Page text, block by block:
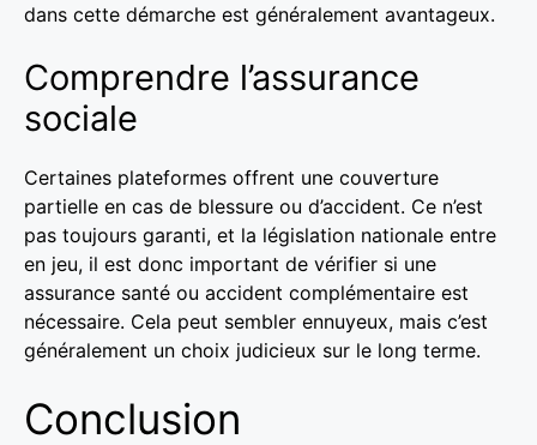
dans cette démarche est généralement avantageux.
Comprendre l’assurance
sociale
Certaines plateformes offrent une couverture
partielle en cas de blessure ou d’accident. Ce n’est
pas toujours garanti, et la législation nationale entre
en jeu, il est donc important de vérifier si une
assurance santé ou accident complémentaire est
nécessaire. Cela peut sembler ennuyeux, mais c’est
généralement un choix judicieux sur le long terme.
Conclusion